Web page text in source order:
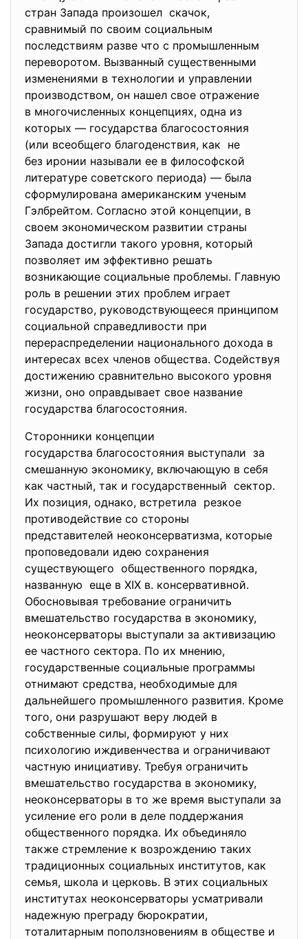
стран Запада произошел скачок,
сравнимый по своим социальным
последствиям разве что с промышленным
переворотом. Вызванный существенными
изменениями в технологии и управлении
производством, он нашел свое отражение
в многочисленных концепциях, одна из
которых — государства благосостояния
(или всеобщего благоденствия, как не
без иронии называли ее в философской
литературе советского периода) — была
сформулирована американским ученым
Гэлбрейтом. Согласно этой концепции, в
своем экономическом развитии страны
Запада достигли такого уровня, который
позволяет им эффективно решать
возникающие социальные проблемы. Главную
роль в решении этих проблем играет
государство, руководствующееся принципом
социальной справедливости при
перераспределении национального дохода в
интересах всех членов общества. Содействуя
достижению сравнительно высокого уровня
жизни, оно оправдывает свое название
государства благосостояния.
Сторонники концепции
государства благосостояния выступали за
смешанную экономику, включающую в себя
как частный, так и государственный сектор.
Их позиция, однако, встретила резкое
противодействие со стороны
представителей неоконсерватизма, которые
проповедовали идею сохранения
существующего общественного порядка,
названную еще в XIX в. консервативной.
Обосновывая требование ограничить
вмешательство государства в экономику,
неоконсерваторы выступали за активизацию
ее частного сектора. По их мнению,
государственные социальные программы
отнимают средства, необходимые для
дальнейшего промышленного развития. Кроме
того, они разрушают веру людей в
собственные силы, формируют у них
психологию иждивенчества и ограничивают
частную инициативу. Требуя ограничить
вмешательство государства в экономику,
неоконсерваторы в то же время выступали за
усиление его роли в деле поддержания
общественного порядка. Их объединяло
также стремление к возрождению таких
традиционных социальных институтов, как
семья, школа и церковь. В этих социальных
институтах неоконсерваторы усматривали
надежную преграду бюрократии,
тоталитарным поползновениям в обществе и